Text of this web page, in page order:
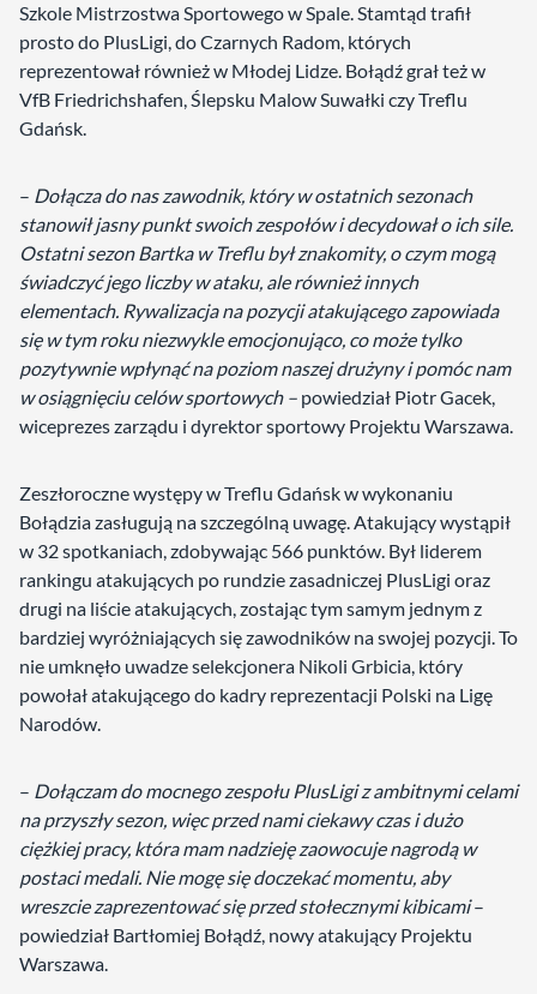
Szkole Mistrzostwa Sportowego w Spale. Stamtąd trafił
prosto do PlusLigi, do Czarnych Radom, których
reprezentował również w Młodej Lidze. Bołądź grał też w
VfB Friedrichshafen, Ślepsku Malow Suwałki czy Treflu
Gdańsk.
– Dołącza do nas zawodnik, który w ostatnich sezonach
stanowił jasny punkt swoich zespołów i decydował o ich sile.
Ostatni sezon Bartka w Treflu był znakomity, o czym mogą
świadczyć jego liczby w ataku, ale również innych
elementach. Rywalizacja na pozycji atakującego zapowiada
się w tym roku niezwykle emocjonująco, co może tylko
pozytywnie wpłynąć na poziom naszej drużyny i pomóc nam
w osiągnięciu celów sportowych – powiedział Piotr Gacek,
wiceprezes zarządu i dyrektor sportowy Projektu Warszawa.
Zeszłoroczne występy w Treflu Gdańsk w wykonaniu
Bołądzia zasługują na szczególną uwagę. Atakujący wystąpił
w 32 spotkaniach, zdobywając 566 punktów. Był liderem
rankingu atakujących po rundzie zasadniczej PlusLigi oraz
drugi na liście atakujących, zostając tym samym jednym z
bardziej wyróżniających się zawodników na swojej pozycji. To
nie umknęło uwadze selekcjonera Nikoli Grbicia, który
powołał atakującego do kadry reprezentacji Polski na Ligę
Narodów.
– Dołączam do mocnego zespołu PlusLigi z ambitnymi celami
na przyszły sezon, więc przed nami ciekawy czas i dużo
ciężkiej pracy, która mam nadzieję zaowocuje nagrodą w
postaci medali. Nie mogę się doczekać momentu, aby
wreszcie zaprezentować się przed stołecznymi kibicami–
powiedział Bartłomiej Bołądź, nowy atakujący Projektu
Warszawa.